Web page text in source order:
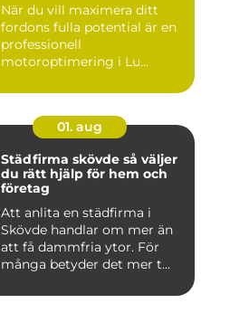
När du vill maximera ditt
fordons fulla potential är en
professionell
motoroptimering i Lu...
01. aug
Städfirma skövde så väljer
du rätt hjälp för hem och
företag
Att anlita en städfirma i
Skövde handlar om mer än
att få dammfria ytor. För
många betyder det mer t...